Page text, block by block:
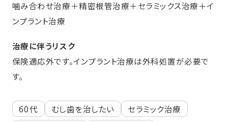
噛み合わせ治療＋精密根管治療＋セラミックス治療＋イ
ンプラント治療
治療に伴うリスク
保険適応外です。インプラント治療は外科処置が必要で
す。
60代 むし歯を治したい
セラミック治療